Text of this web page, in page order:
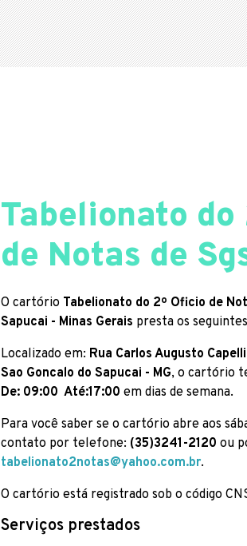
Tabelionato do
de Notas de
O cartório Tabelionato do 2º Oficio de
Sapucai - Minas Gerais presta os
Localizado em: Rua Carlos Augusto
Sao Goncalo do Sapucai - MG, o cartório
De: 09:00 Até:17:00 em dias de semana.
Para você saber se o cartório abre aos
contato por telefone: (35)3241-2120 ou
tabelionato2notas@yahoo.com.br.
O cartório está registrado sob o código
Serviços prestados